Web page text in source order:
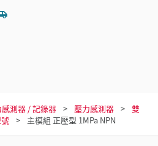
測器 / 記錄器 壓力感測器
雙
主模組 正壓型 1MPa NPN